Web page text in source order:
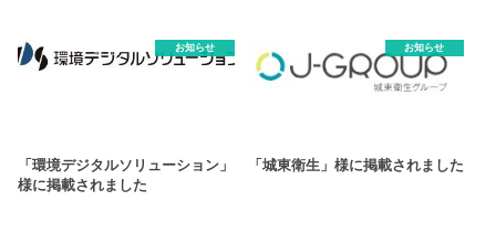
お知らせ
「環境デジタルソリューション」
様に掲載されました
お知らせ
「城東衛生」様に掲載されました